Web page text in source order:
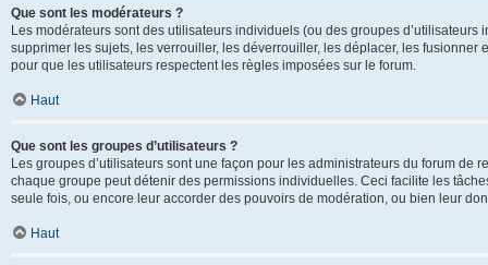
Que sont les modérateurs ?
Les modérateurs sont des utilisateurs individuels (ou des groupes
supprimer les sujets, les verrouiller, les déverrouiller, les déplacer, les
pour que les utilisateurs respectent les règles imposées sur le forum.
Haut
Que sont les groupes d’utilisateurs ?
Les groupes d’utilisateurs sont une façon pour les administrateurs du forum
chaque groupe peut détenir des permissions individuelles. Ceci facilite les
seule fois, ou encore leur accorder des pouvoirs de modération, ou bien leur
Haut